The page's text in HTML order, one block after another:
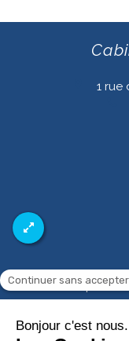
1 rue
Politique de